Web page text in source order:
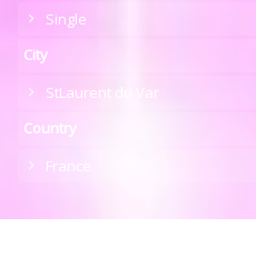
Single
City
StLaurent du Var
Country
France